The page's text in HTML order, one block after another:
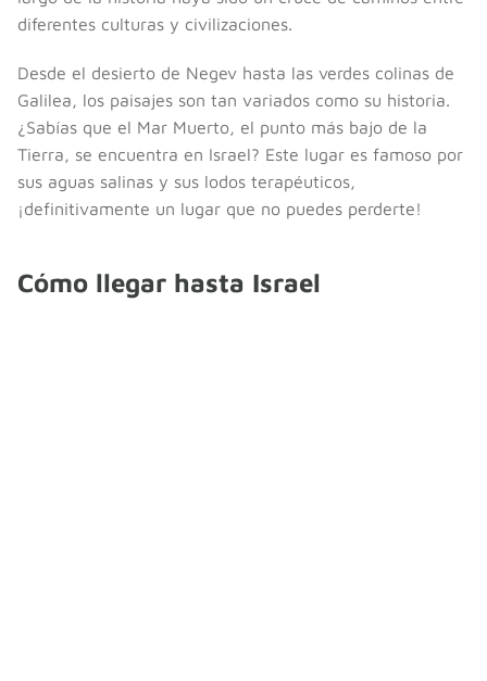
diferentes culturas y civilizaciones.
Desde el desierto de Negev hasta las verdes colinas de
Galilea, los paisajes son tan variados como su historia.
¿Sabías que el Mar Muerto, el punto más bajo de la
Tierra, se encuentra en Israel? Este lugar es famoso por
sus aguas salinas y sus lodos terapéuticos,
¡definitivamente un lugar que no puedes perderte!
Cómo llegar hasta Israel